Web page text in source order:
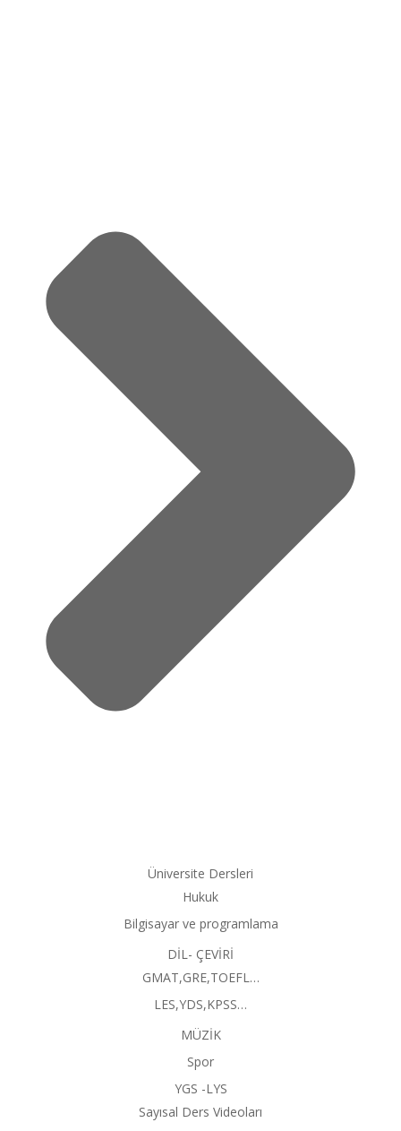
Üniversite Dersleri
Hukuk
Bilgisayar ve programlama
DİL- ÇEVİRİ
GMAT,GRE,TOEFL…
LES,YDS,KPSS…
MÜZİK
Spor
YGS -LYS
Sayısal Ders Videoları